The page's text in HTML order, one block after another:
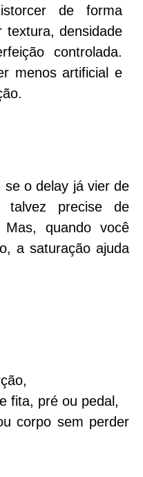
de forma
densidade
controlada.
menos artificial e
o delay já vier de
talvez precise de
Mas, quando você
a saturação ajuda
fita, pré ou pedal,
corpo sem perder